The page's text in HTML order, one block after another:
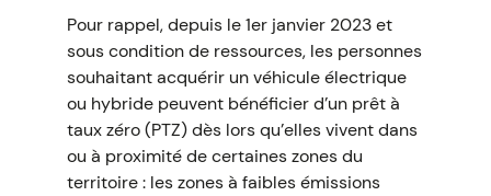
Pour rappel, depuis le 1er janvier 2023 et
sous condition de ressources, les personnes
souhaitant acquérir un véhicule électrique
ou hybride peuvent bénéficier d’un prêt à
taux zéro (PTZ) dès lors qu’elles vivent dans
ou à proximité de certaines zones du
territoire : les zones à faibles émissions